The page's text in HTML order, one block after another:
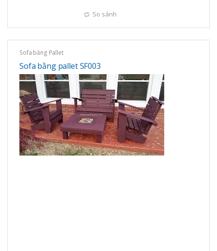
So sánh
Sofa bằng Pallet
Sofa bằng pallet SF003